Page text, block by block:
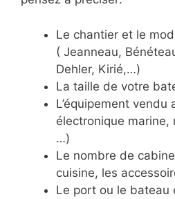
Le chantier et le
( Jeanneau,
Dehler, Kirié,…)
La taille de votre
L’équipement vendu
électronique
…)
Le nombre de
cuisine, les
Le port ou le bateau